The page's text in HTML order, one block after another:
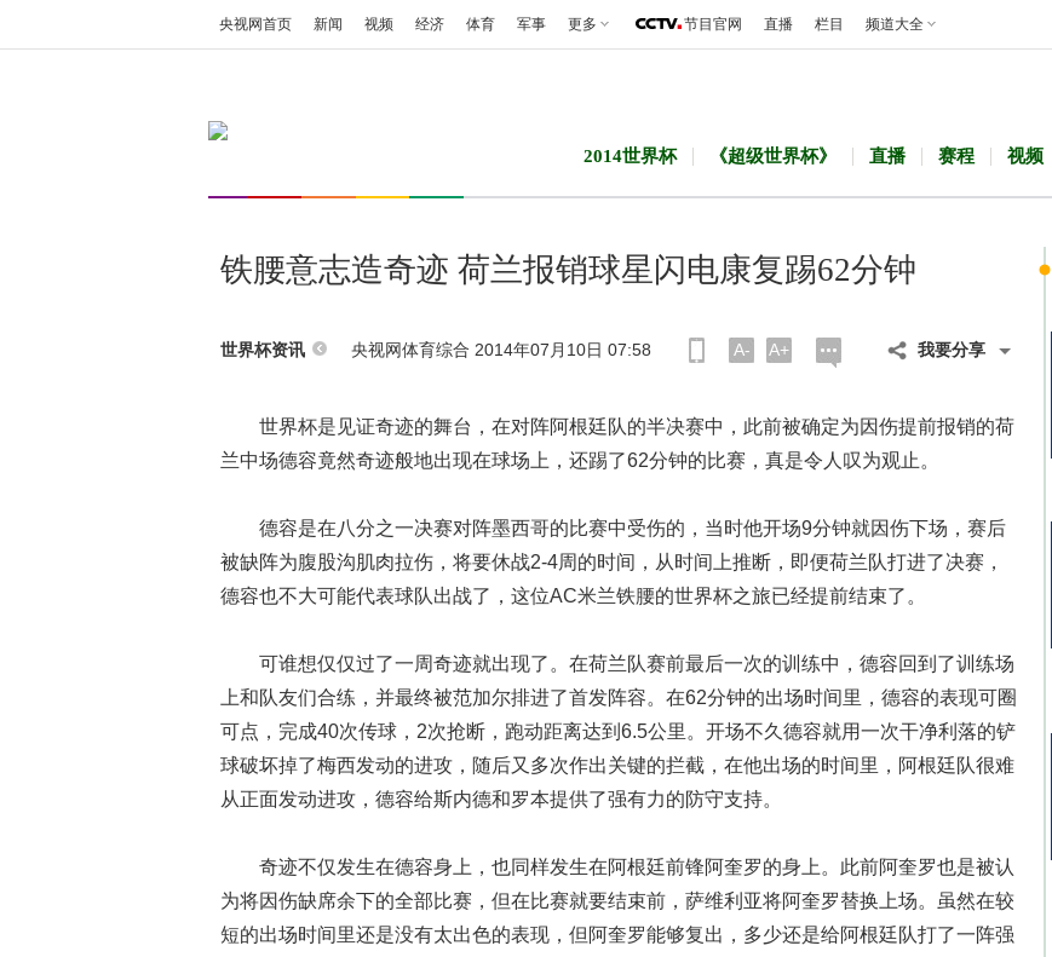
央视网首页 新闻 视频 经济 体育 军事 更多 节目官网 直播 栏目 频道大全
2014世界杯 《超级世界杯》 直播 赛程 视频
铁腰意志造奇迹 荷兰报销球星闪电康复踢62分钟
世界杯资讯 央视网体育综合 2014年07月10日 07:58 A- A+ 我要分享
世界杯是见证奇迹的舞台，在对阵阿根廷队的半决赛中，此前被确定为因伤提前报销的荷
兰中场德容竟然奇迹般地出现在球场上，还踢了62分钟的比赛，真是令人叹为观止。
德容是在八分之一决赛对阵墨西哥的比赛中受伤的，当时他开场9分钟就因伤下场，赛后
被缺阵为腹股沟肌肉拉伤，将要休战2-4周的时间，从时间上推断，即便荷兰队打进了决赛，
德容也不大可能代表球队出战了，这位AC米兰铁腰的世界杯之旅已经提前结束了。
可谁想仅仅过了一周奇迹就出现了。在荷兰队赛前最后一次的训练中，德容回到了训练场
上和队友们合练，并最终被范加尔排进了首发阵容。在62分钟的出场时间里，德容的表现可圈
可点，完成40次传球，2次抢断，跑动距离达到6.5公里。开场不久德容就用一次干净利落的铲
球破坏掉了梅西发动的进攻，随后又多次作出关键的拦截，在他出场的时间里，阿根廷队很难
从正面发动进攻，德容给斯内德和罗本提供了强有力的防守支持。
奇迹不仅发生在德容身上，也同样发生在阿根廷前锋阿奎罗的身上。此前阿奎罗也是被认
为将因伤缺席余下的全部比赛，但在比赛就要结束前，萨维利亚将阿奎罗替换上场。虽然在较
短的出场时间里还是没有太出色的表现，但阿奎罗能够复出，多少还是给阿根廷队打了一阵强